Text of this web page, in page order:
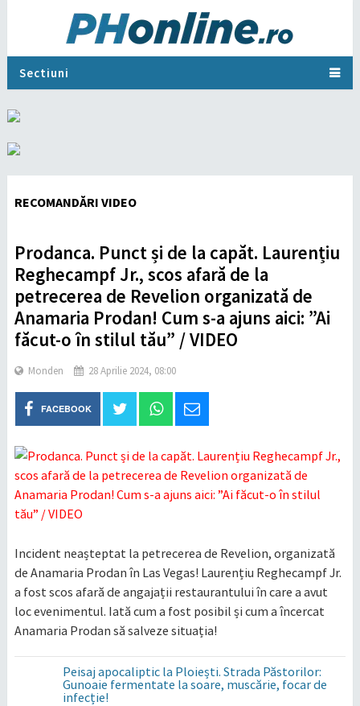
Sectiuni
RECOMANDĂRI VIDEO
Prodanca. Punct și de la capăt. Laurențiu
Reghecampf Jr., scos afară de la
petrecerea de Revelion organizată de
Anamaria Prodan! Cum s-a ajuns aici: ”Ai
făcut-o în stilul tău” / VIDEO
Monden 28 Aprilie 2024, 08:00
FACEBOOK
Incident neașteptat la petrecerea de Revelion, organizată
de Anamaria Prodan în Las Vegas! Laurențiu Reghecampf Jr.
a fost scos afară de angajații restaurantului în care a avut
loc evenimentul. Iată cum a fost posibil și cum a încercat
Anamaria Prodan să salveze situația!
Peisaj apocaliptic la Ploiești. Strada Păstorilor:
Gunoaie fermentate la soare, muscărie, focar de
infecție!